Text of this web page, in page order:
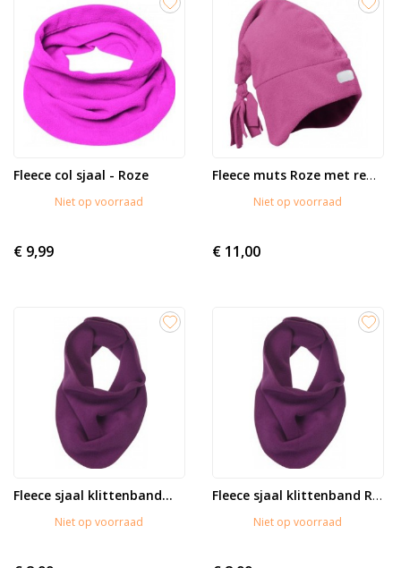
Fleece col sjaal - Roze
Niet op voorraad
€ 9,99
Fleece muts Roze met reflector
Niet op voorraad
€ 11,00
Fleece sjaal klittenband...
Niet op voorraad
Fleece sjaal klittenband Roze
Niet op voorraad